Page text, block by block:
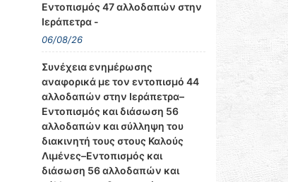
Εντοπισμός 47 αλλοδαπών στην
Ιεράπετρα -
06/08/26
Συνέχεια ενημέρωσης
αναφορικά με τον εντοπισμό 44
αλλοδαπών στην Ιεράπετρα–
Εντοπισμός και διάσωση 56
αλλοδαπών και σύλληψη του
διακινητή τους στους Καλούς
Λιμένες–Εντοπισμός και
διάσωση 56 αλλοδαπών και